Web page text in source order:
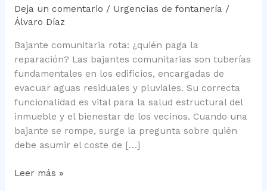
Deja un comentario / Urgencias de fontanería /
Álvaro Díaz
Bajante comunitaria rota: ¿quién paga la
reparación? Las bajantes comunitarias son tuberías
fundamentales en los edificios, encargadas de
evacuar aguas residuales y pluviales. Su correcta
funcionalidad es vital para la salud estructural del
inmueble y el bienestar de los vecinos. Cuando una
bajante se rompe, surge la pregunta sobre quién
debe asumir el coste de […]
Bajante
Leer más »